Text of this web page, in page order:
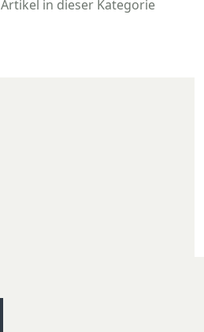
Artikel in dieser Kategorie